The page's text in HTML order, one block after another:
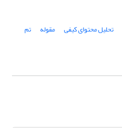
تحلیل محتوای کیفی مقوله
تم